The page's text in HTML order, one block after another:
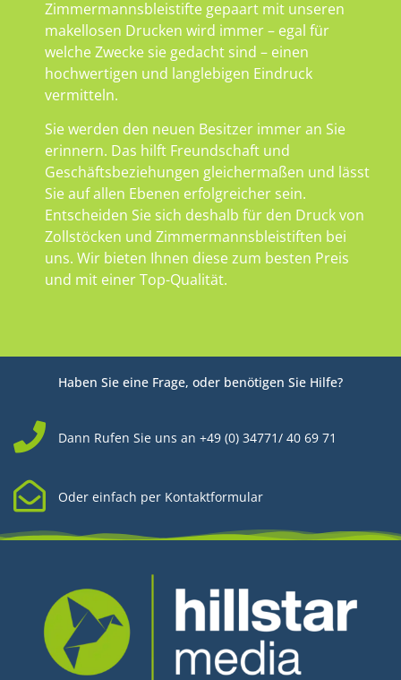
Zimmermannsbleistifte gepaart mit unseren
makellosen Drucken wird immer – egal für
welche Zwecke sie gedacht sind – einen
hochwertigen und langlebigen Eindruck
vermitteln.
Sie werden den neuen Besitzer immer an Sie
erinnern. Das hilft Freundschaft und
Geschäftsbeziehungen gleichermaßen und lässt
Sie auf allen Ebenen erfolgreicher sein.
Entscheiden Sie sich deshalb für den Druck von
Zollstöcken und Zimmermannsbleistiften bei
uns. Wir bieten Ihnen diese zum besten Preis
und mit einer Top-Qualität.
Haben Sie eine Frage, oder benötigen Sie Hilfe?
Dann Rufen Sie uns an +49 (0) 34771/ 40 69 71
Oder einfach per Kontaktformular